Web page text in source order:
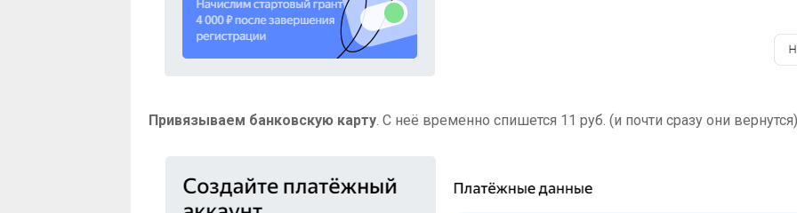
Привязываем банковскую карту. С неё временно спишется 11 руб. (и почти сразу они